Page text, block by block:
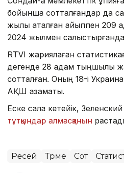
бойынша сотталғандар да
жылы аталған айыппен 209
2024 жылмен салыстырғанда
RTVI жариялаған
дегенде 28 адам тыңшылық
сотталған. Оның 18-і
АҚШ азаматы.
Еске сала кетейік,
тұтқындар алмасқанын
Ресей Түрме Сот